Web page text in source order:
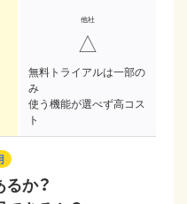
△
無料トライアルは一部の
み
使う機能が選べず高コス
ト
か？